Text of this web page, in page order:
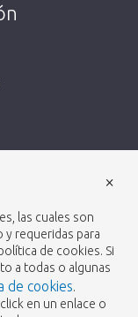
y condiciones
las cuales son
requeridas para
de cookies. Si
a todas o algunas
de cookies.
en un enlace o
×